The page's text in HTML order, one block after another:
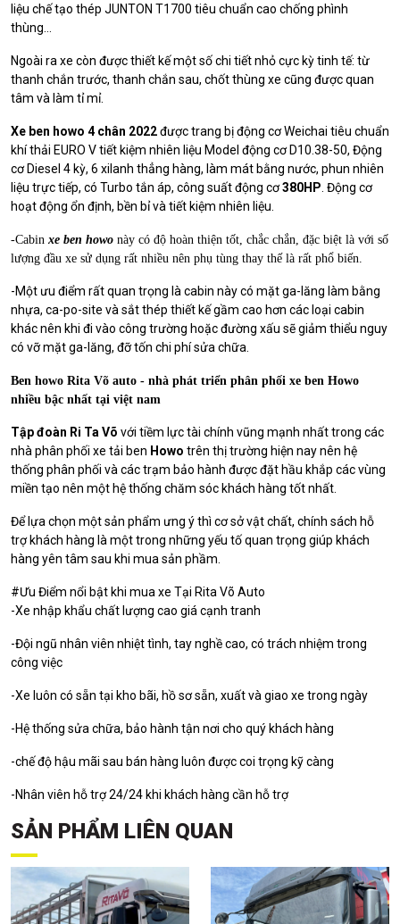
liệu chế tạo thép JUNTON T1700 tiêu chuẩn cao chống phình
thùng…
Ngoài ra xe còn được thiết kế một số chi tiết nhỏ cực kỳ tinh tế: từ
thanh chắn trước, thanh chắn sau, chốt thùng xe cũng được quan
tâm và làm tỉ mỉ.
Xe ben howo 4 chân 2022được trang bị động cơ Weichai tiêu chuẩn
khí thải EURO V tiết kiệm nhiên liệu Model động cơ D10.38-50, Động
cơ Diesel 4 kỳ, 6 xilanh thẳng hàng, làm mát bằng nước, phun nhiên
liệu trực tiếp, có Turbo tắn áp, công suất động cơ380HP . Động cơ
hoạt động ổn định, bền bỉ và tiết kiệm nhiên liệu.
-Cabin xe ben howo này có độ hoàn thiện tốt, chắc chắn, đặc biệt là với số
lượng đầu xe sử dụng rất nhiều nên phụ tùng thay thế là rất phổ biến.
-Một ưu điểm rất quan trọng là cabin này có mặt ga-lăng làm bằng
nhựa, ca-po-site và sắt thép thiết kế gầm cao hơn các loại cabin
khác nên khi đi vào công trường hoặc đường xấu sẽ giảm thiểu nguy
có vỡ mặt ga-lăng, đỡ tốn chi phí sửa chữa.
Ben howo Rita Võ auto - nhà phát triển phân phối xe ben Howo
nhiều bậc nhất tại việt nam
Tập đoàn Ri Ta Võ với tiềm lực tài chính vũng mạnh nhất trong các
nhà phân phối xe tải ben Howo trên thị trường hiện nay nên hệ
thống phân phối và các trạm bảo hành được đặt hầu khắp các vùng
miền tạo nên một hệ thống chăm sóc khách hàng tốt nhất.
Để lựa chọn một sản phẩm ưng ý thì cơ sở vật chất, chính sách hỗ
trợ khách hàng là một trong những yếu tố quan trọng giúp khách
hàng yên tâm sau khi mua sản phầm.
#Ưu Điểm nổi bật khi mua xe Tại Rita Võ Auto
-Xe nhập khẩu chất lượng cao giá cạnh tranh
-Đội ngũ nhân viên nhiệt tình, tay nghề cao, có trách nhiệm trong
công việc
-Xe luôn có sẵn tại kho bãi, hồ sơ sẵn, xuất và giao xe trong ngày
-Hệ thống sửa chữa, bảo hành tận nơi cho quý khách hàng
-chế độ hậu mãi sau bán hàng luôn được coi trọng kỹ càng
-Nhân viên hỗ trợ 24/24 khi khách hàng cần hỗ trợ
SẢN PHẨM LIÊN QUAN